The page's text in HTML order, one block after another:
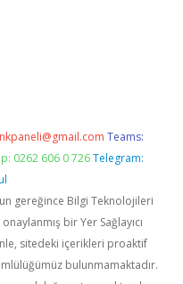
Teams:
0262 606 0 726 Telegram:
gereğince Bilgi Teknolojileri
bir Yer Sağlayıcı
sitedeki içerikleri proaktif
bulunmamaktadır.